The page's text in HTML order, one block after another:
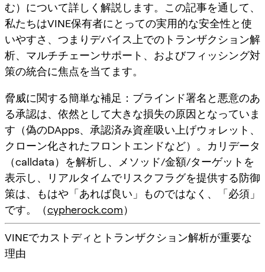
む）について詳しく解説します。この記事を通して、
私たちはVINE保有者にとっての実用的な安全性と使
いやすさ、つまりデバイス上でのトランザクション解
析、マルチチェーンサポート、およびフィッシング対
策の統合に焦点を当てます。
脅威に関する簡単な補足：ブラインド署名と悪意のあ
る承認は、依然として大きな損失の原因となっていま
す（偽のDApps、承認済み資産吸い上げウォレット、
クローン化されたフロントエンドなど）。カリデータ
（calldata）を解析し、メソッド/金額/ターゲットを
表示し、リアルタイムでリスクフラグを提供する防御
策は、もはや「あれば良い」ものではなく、「必須」
です。（cypherock.com）
VINEでカストディとトランザクション解析が重要な
理由